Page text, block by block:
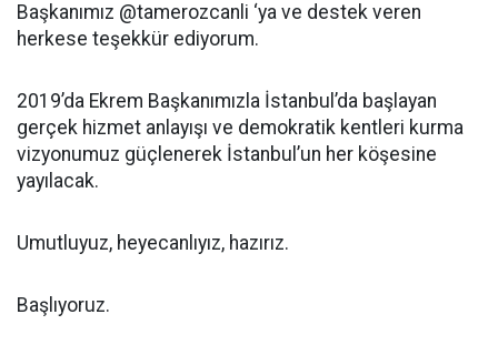
Başkanımız @tamerozcanli ‘ya ve destek veren
herkese teşekkür ediyorum.
2019’da Ekrem Başkanımızla İstanbul’da başlayan
gerçek hizmet anlayışı ve demokratik kentleri kurma
vizyonumuz güçlenerek İstanbul’un her köşesine
yayılacak.
Umutluyuz, heyecanlıyız, hazırız.
Başlıyoruz.